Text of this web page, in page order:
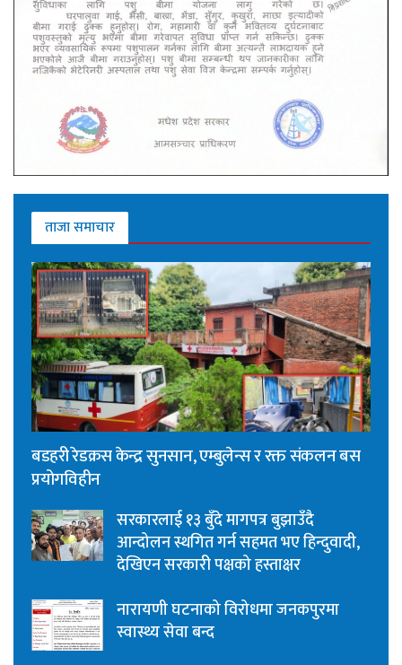
ताजा समाचार
बडहरी रेडक्रस केन्द्र सुनसान, एम्बुलेन्स र रक्त संकलन बस
प्रयोगविहीन
सरकारलाई १३ बुँदे मागपत्र बुझाउँदै
आन्दोलन स्थगित गर्न सहमत भए हिन्दुवादी,
देखिएन सरकारी पक्षको हस्ताक्षर
नारायणी घटनाको विरोधमा जनकपुरमा
स्वास्थ्य सेवा बन्द